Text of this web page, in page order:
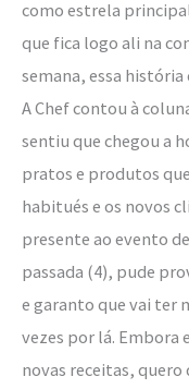
como estrela
que fica logo ali na
semana, essa
A Chef contou à
sentiu que chegou a
pratos e produtos
habitués e os novos
presente ao evento
passada (4), pude
e garanto que vai ter
vezes por lá. Embora
novas receitas, quero